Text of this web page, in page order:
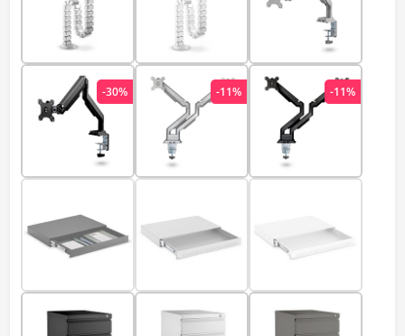
-30% -11% -11%